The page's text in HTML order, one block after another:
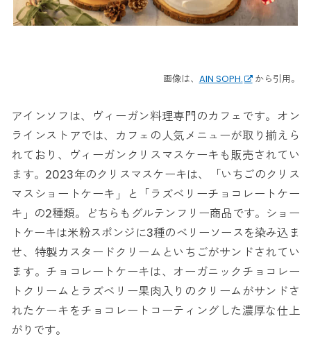
画像は、 AIN SOPH. から引用。
アインソフは、ヴィーガン料理専門のカフェです。オン
ラインストアでは、カフェの人気メニューが取り揃えら
れており、ヴィーガンクリスマスケーキも販売されてい
ます。2023年のクリスマスケーキは、「いちごのクリス
マスショートケーキ」と「ラズベリーチョコレートケー
キ」の2種類。どちらもグルテンフリー商品です。ショー
トケーキは米粉スポンジに3種のベリーソースを染み込ま
せ、特製カスタードクリームといちごがサンドされてい
ます。チョコレートケーキは、オーガニックチョコレー
トクリームとラズベリー果肉入りのクリームがサンドさ
れたケーキをチョコレートコーティングした濃厚な仕上
がりです。